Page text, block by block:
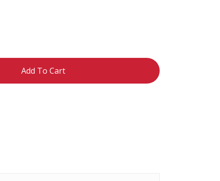
Add To Cart